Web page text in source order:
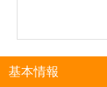
基本情報